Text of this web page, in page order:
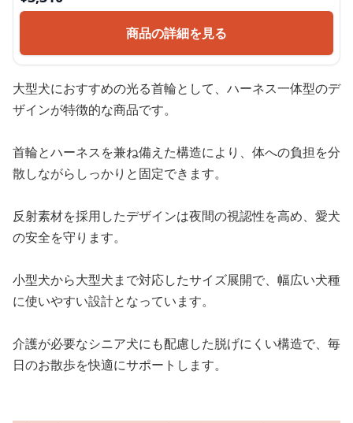
商品の詳細を見る
大型犬におすすめの光る首輪として、ハーネス一体型のデ
ザインが特徴的な商品です。
首輪とハーネスを兼ね備えた構造により、体への負担を分
散しながらしっかりと固定できます。
反射素材を採用したデザインは夜間の視認性を高め、愛犬
の安全を守ります。
小型犬から大型犬まで対応したサイズ展開で、幅広い犬種
に使いやすい設計となっています。
介護が必要なシニア犬にも配慮した脱げにくい構造で、毎
日のお散歩を快適にサポートします。